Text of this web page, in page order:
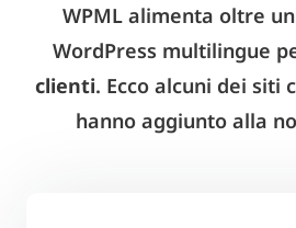
WPML alimenta oltre
WordPress multilingue
clienti. Ecco alcuni dei siti
hanno aggiunto alla